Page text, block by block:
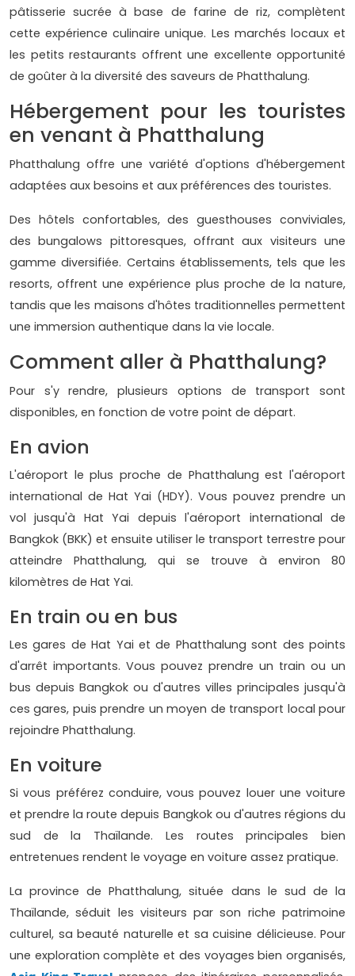
pâtisserie sucrée à base de farine de riz, complètent
cette expérience culinaire unique. Les marchés locaux et
les petits restaurants offrent une excellente opportunité
de goûter à la diversité des saveurs de Phatthalung.
Hébergement pour les touristes
en venant à Phatthalung
Phatthalung offre une variété d'options d'hébergement
adaptées aux besoins et aux préférences des touristes.
Des hôtels confortables, des guesthouses conviviales,
des bungalows pittoresques, offrant aux visiteurs une
gamme diversifiée. Certains établissements, tels que les
resorts, offrent une expérience plus proche de la nature,
tandis que les maisons d'hôtes traditionnelles permettent
une immersion authentique dans la vie locale.
Comment aller à Phatthalung?
Pour s'y rendre, plusieurs options de transport sont
disponibles, en fonction de votre point de départ.
En avion
L'aéroport le plus proche de Phatthalung est l'aéroport
international de Hat Yai (HDY). Vous pouvez prendre un
vol jusqu'à Hat Yai depuis l'aéroport international de
Bangkok (BKK) et ensuite utiliser le transport terrestre pour
atteindre Phatthalung, qui se trouve à environ 80
kilomètres de Hat Yai.
En train ou en bus
Les gares de Hat Yai et de Phatthalung sont des points
d'arrêt importants. Vous pouvez prendre un train ou un
bus depuis Bangkok ou d'autres villes principales jusqu'à
ces gares, puis prendre un moyen de transport local pour
rejoindre Phatthalung.
En voiture
Si vous préférez conduire, vous pouvez louer une voiture
et prendre la route depuis Bangkok ou d'autres régions du
sud de la Thaïlande. Les routes principales bien
entretenues rendent le voyage en voiture assez pratique.
La province de Phatthalung, située dans le sud de la
Thaïlande, séduit les visiteurs par son riche patrimoine
culturel, sa beauté naturelle et sa cuisine délicieuse. Pour
une exploration complète et des voyages bien organisés,